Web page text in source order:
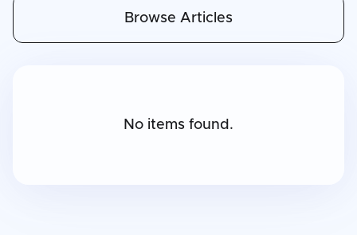
Browse Articles
No items found.